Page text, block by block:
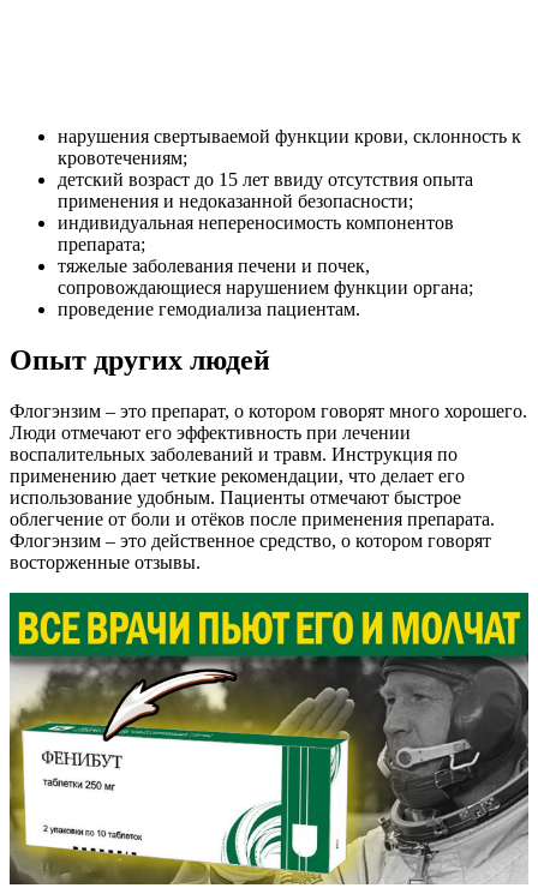
нарушения свертываемой функции крови, склонность к
кровотечениям;
детский возраст до 15 лет ввиду отсутствия опыта
применения и недоказанной безопасности;
индивидуальная непереносимость компонентов
препарата;
тяжелые заболевания печени и почек,
сопровождающиеся нарушением функции органа;
проведение гемодиализа пациентам.
Опыт других людей
Флогэнзим – это препарат, о котором говорят много хорошего.
Люди отмечают его эффективность при лечении
воспалительных заболеваний и травм. Инструкция по
применению дает четкие рекомендации, что делает его
использование удобным. Пациенты отмечают быстрое
облегчение от боли и отёков после применения препарата.
Флогэнзим – это действенное средство, о котором говорят
восторженные отзывы.